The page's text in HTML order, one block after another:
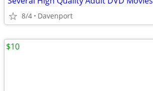
8/4 Davenport
$10